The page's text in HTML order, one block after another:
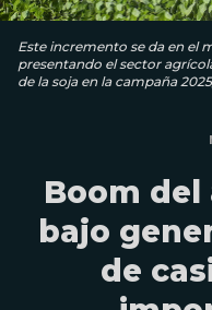
Este incremento se da en el
presentando el sector
de la soja en la campaña
Boom
bajo
de